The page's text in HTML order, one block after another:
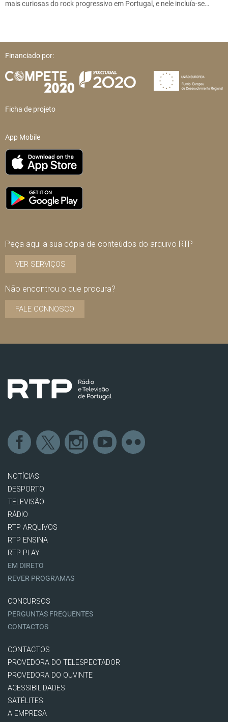
mais curiosas do rock progressivo em Portugal, e nele incluía-se…
Financiado por:
Ficha de projeto
App Mobile
Peça aqui a sua cópia de conteúdos do arquivo RTP
VER SERVIÇOS
Não encontrou o que procura?
FALE CONNOSCO
NOTÍCIAS
DESPORTO
TELEVISÃO
RÁDIO
RTP ARQUIVOS
RTP ENSINA
RTP PLAY
EM DIRETO
REVER PROGRAMAS
CONCURSOS
PERGUNTAS FREQUENTES
CONTACTOS
CONTACTOS
PROVEDORA DO TELESPECTADOR
PROVEDORA DO OUVINTE
ACESSIBILIDADES
SATÉLITES
A EMPRESA